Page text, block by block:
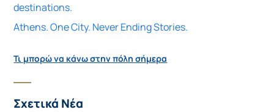
destinations.
Athens. One City. Never Ending Stories.
Τι μπορώ να κάνω στην πόλη σήμερα
Σχετικά Νέα